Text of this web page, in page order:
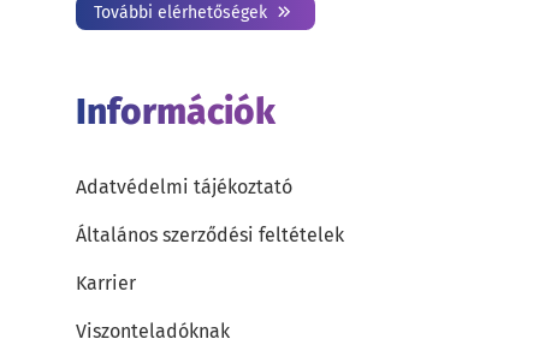
További elérhetőségek
Információk
Adatvédelmi tájékoztató
Általános szerződési feltételek
Karrier
Viszonteladóknak